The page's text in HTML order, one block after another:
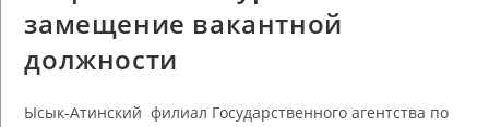
замещение вакантной
должности
Ысык-Атинский филиал Государственного агентства по